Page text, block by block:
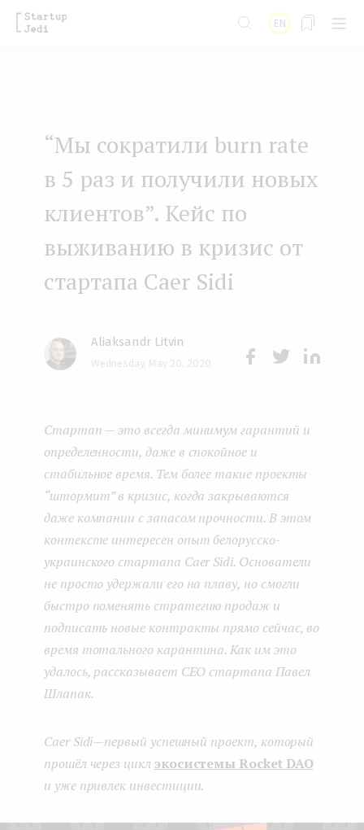
EN
“Мы сократили burn rate
в 5 раз и получили новых
клиентов”. Кейс по
выживанию в кризис от
стартапа Caer Sidi
Aliaksandr Litvin
Wednesday, May 20, 2020
k
n
Стартап — это всегда минимум гарантий и
определенности, даже в спокойное и
стабильное время. Тем более такие проекты
“штормит” в кризис, когда закрываются
даже компании с запасом прочности. В этом
контексте интересен опыт белорусско-
украинского стартапа Caer Sidi. Основатели
не просто удержали его на плаву, но смогли
быстро поменять стратегию продаж и
подписать новые контракты прямо сейчас, во
время тотального карантина. Как им это
удалось, рассказывает CEO стартапа Павел
Шлапак.
Caer Sidi — первый успешный проект, который
прошёл через цикл экосистемы Rocket DAO
и уже привлек инвестиции.